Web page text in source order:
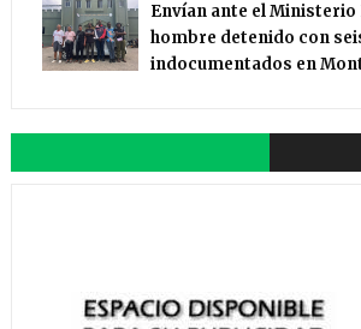
Envían ante el Ministerio
hombre detenido con
indocumentados en